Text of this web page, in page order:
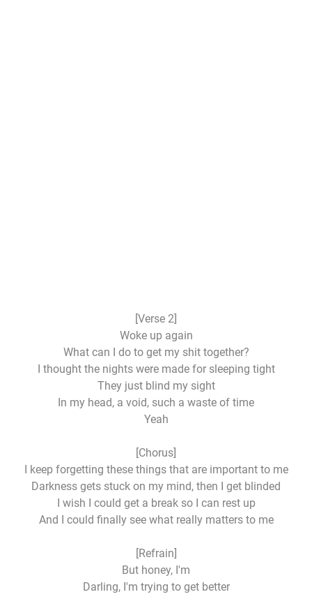
[Verse 2]
Woke up again
What can I do to get my shit together?
I thought the nights were made for sleeping tight
They just blind my sight
In my head, a void, such a waste of time
Yeah
[Chorus]
I keep forgetting these things that are important to me
Darkness gets stuck on my mind, then I get blinded
I wish I could get a break so I can rest up
And I could finally see what really matters to me
[Refrain]
But honey, I'm
Darling, I'm trying to get better